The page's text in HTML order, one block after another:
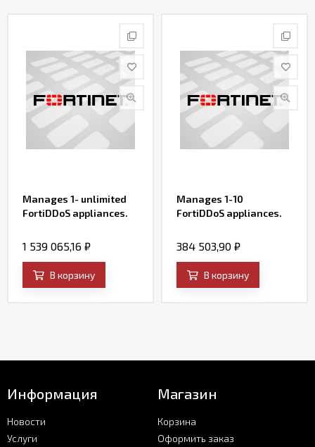
Manages 1- unlimited
FortiDDoS appliances.
1 539 065,16 ₽
В корзину
Manages 1-10
FortiDDoS appliances.
384 503,90 ₽
В корзину
Информация
Новости
Услуги
Магазин
Корзина
Оформить заказ